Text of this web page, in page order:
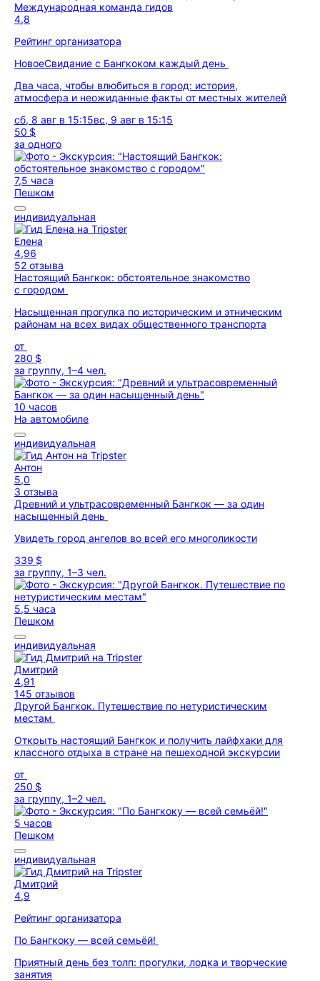
Международная команда гидов
4,8
Рейтинг организатора
НовоеСвидание с Бангкоком каждый день
Два часа, чтобы влюбиться в город: история,
атмосфера и неожиданные факты от местных жителей
сб, 8 авг в 15:15вс, 9 авг в 15:15
50 $
за одного
7,5 часа
Пешком
индивидуальная
Елена
4,96
52 отзыва
Настоящий Бангкок: обстоятельное знакомство
с городом
Насыщенная прогулка по историческим и этническим
районам на всех видах общественного транспорта
от
280 $
за группу, 1–4 чел.
10 часов
На автомобиле
индивидуальная
Антон
5,0
3 отзыва
Древний и ультрасовременный Бангкок — за один
насыщенный день
Увидеть город ангелов во всей его многоликости
339 $
за группу, 1–3 чел.
5,5 часа
Пешком
индивидуальная
Дмитрий
4,91
145 отзывов
Другой Бангкок. Путешествие по нетуристическим
местам
Открыть настоящий Бангкок и получить лайфхаки для
классного отдыха в стране на пешеходной экскурсии
от
250 $
за группу, 1–2 чел.
5 часов
Пешком
индивидуальная
Дмитрий
4,9
Рейтинг организатора
По Бангкоку — всей семьёй!
Приятный день без толп: прогулки, лодка и творческие
занятия